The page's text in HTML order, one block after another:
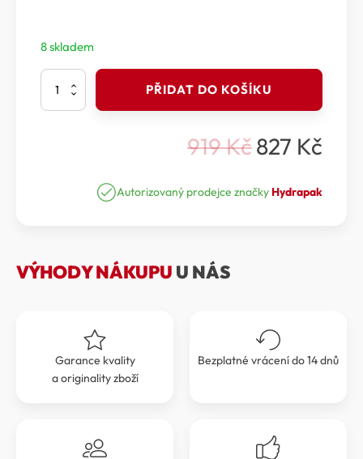
8 skladem
Hydrapak
Filtr
PŘIDAT DO KOŠÍKU
919Kč
Původní
byla:
827 Kč
Aktuální
je:
Autorizovaný prodejce značky Hydrapak
VÝHODY NÁKUPU U NÁS
Garance kvality
a originality zboží
Bezplatné vrácení do 14 dnů